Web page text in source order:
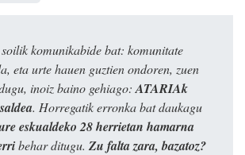
komunikabide bat: komunitate
eta urte hauen guztien ondoren, zuen
inoiz baino gehiago: ATARIAk
. Horregatik erronka bat daukagu
eskualdeko 28 herrietan hamarna
behar ditugu. Zu falta zara, bazatoz?